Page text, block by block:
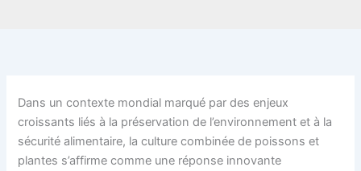
Dans un contexte mondial marqué par des enjeux
croissants liés à la préservation de l’environnement et à la
sécurité alimentaire, la culture combinée de poissons et
plantes s’affirme comme une réponse innovante